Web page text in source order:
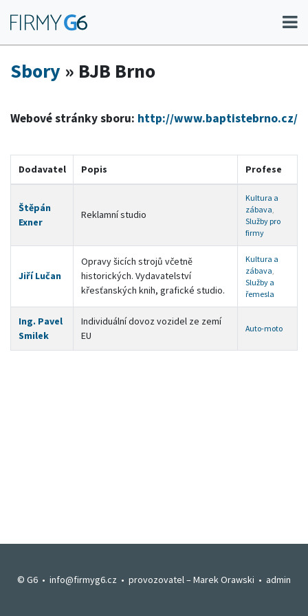
Sbory » BJB Brno
Webové stránky sboru: http://www.baptistebrno.cz/
Dodavatel Popis Profese
Štěpán
Exner
Reklamní studio
Kultura a
zábava,
Služby pro
firmy
Jiří Lučan
Opravy šicích strojů včetně
historických. Vydavatelství
křesťanských knih, grafické studio.
Kultura a
zábava,
Služby a
řemesla
Ing. Pavel
Smilek
Individuální dovoz vozidel ze zemí
EU
Auto-moto
© G6 • info@firmyg6.cz • provozovatel –Marek Orawski • admin